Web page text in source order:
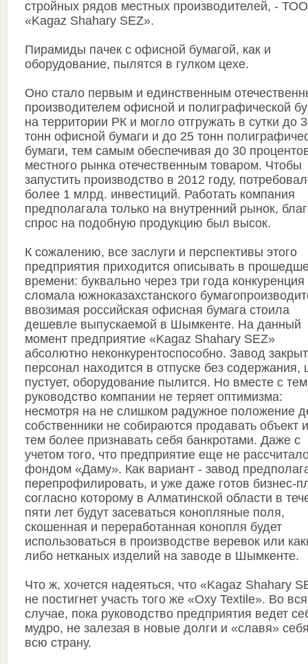
стройных рядов местных производителей, - ТОО
«Kagaz Shahary SEZ».
Пирамиды пачек с офисной бумагой, как и
оборудование, пылятся в гулком цехе.
Оно стало первым и единственным
производителем офисной и полиграфической
на территории РК и могло отгружать в сутки до
тонн офисной бумаги и до 25 тонн
бумаги, тем самым обеспечивая до 30
местного рынка отечественным товаром. Чтобы
запустить производство в 2012 году,
более 1 млрд. инвестиций. Работать компания
предполагала только на внутренний рынок,
спрос на подобную продукцию был высок.
К сожалению, все заслуги и перспективы этого
предприятия приходится описывать в
времени: буквально через три года конкуренция
сломала южноказахстанского
ввозимая российская офисная бумага стоила
дешевле выпускаемой в Шымкенте. На данный
момент предприятие «Kagaz Shahary SEZ»
абсолютно неконкурентоспособно. Завод
персонал находится в отпуске без содержания,
пустует, оборудование пылится. Но вместе с тем
руководство компании не теряет оптимизма:
несмотря на не слишком радужное положение
собственники не собираются продавать объект
тем более признавать себя банкротами. Даже с
учетом того, что предприятие еще не
фондом «Даму». Как вариант - завод
перепрофилировать, и уже даже готов бизнес-
согласно которому в Алматинской области в
пяти лет будут засеваться конопляные поля,
скошенная и переработанная конопля будет
использоваться в производстве веревок или
либо нетканых изделий на заводе в Шымкенте.
Что ж, хочется надеяться, что «Kagaz Shahary
не постигнет участь того же «Oxy Textile». Во
случае, пока руководство предприятия ведет
мудро, не залезая в новые долги и «славя»
всю страну.